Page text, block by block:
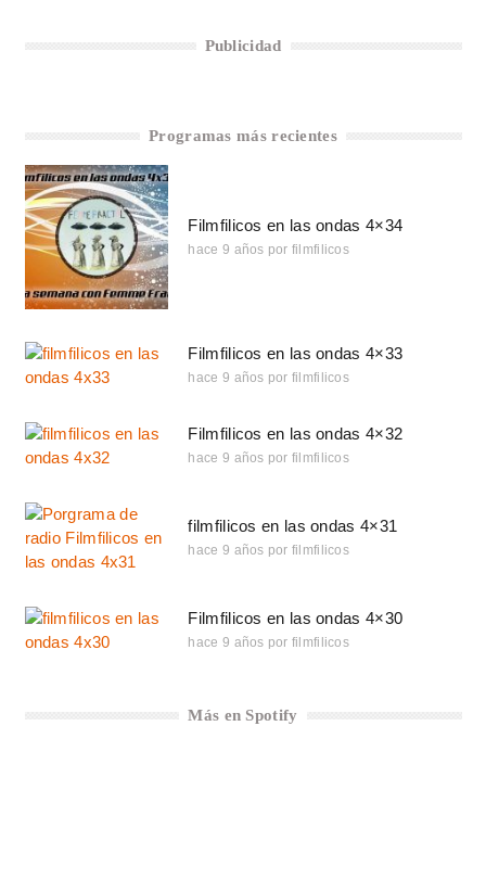
Publicidad
Programas más recientes
Filmfilicos en las ondas 4×34
hace 9 años por filmfilicos
Filmfilicos en las ondas 4×33
hace 9 años por filmfilicos
Filmfilicos en las ondas 4×32
hace 9 años por filmfilicos
filmfilicos en las ondas 4×31
hace 9 años por filmfilicos
Filmfilicos en las ondas 4×30
hace 9 años por filmfilicos
Más en Spotify